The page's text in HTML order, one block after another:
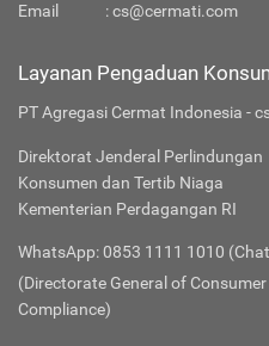
Email
:cs@cermati.com
Layanan Pengaduan
PT Agregasi Cermat Indonesia -
Direktorat Jenderal Perlindungan
Konsumen dan Tertib Niaga
Kementerian Perdagangan RI
WhatsApp: 0853 1111 1010
(Directorate General of
Compliance)